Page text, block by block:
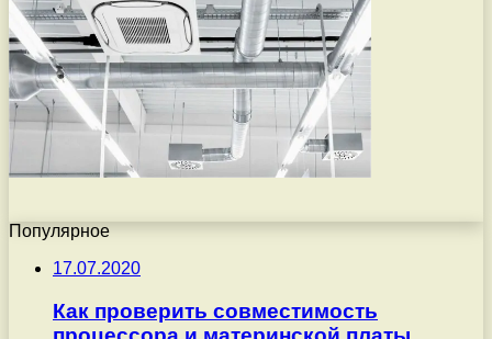
Популярное
17.07.2020
Как проверить совместимость